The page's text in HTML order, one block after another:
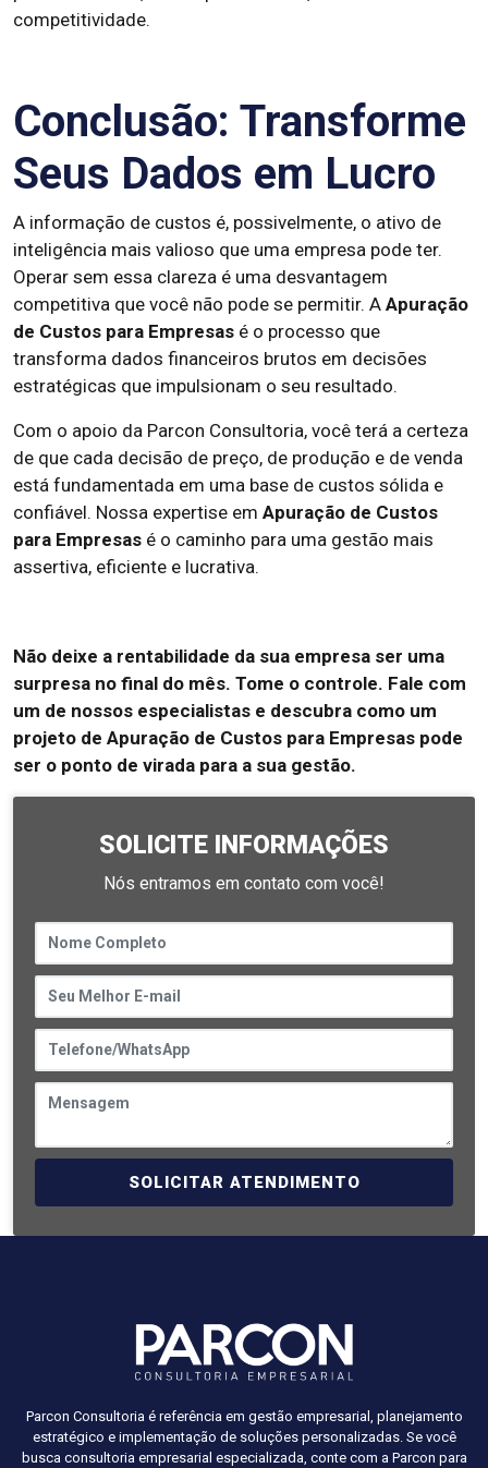
competitividade.
Conclusão: Transforme
Seus Dados em Lucro
A informação de custos é, possivelmente, o ativo de
inteligência mais valioso que uma empresa pode ter.
Operar sem essa clareza é uma desvantagem
competitiva que você não pode se permitir. A Apuração
de Custos para Empresas é o processo que
transforma dados financeiros brutos em decisões
estratégicas que impulsionam o seu resultado.
Com o apoio da Parcon Consultoria, você terá a certeza
de que cada decisão de preço, de produção e de venda
está fundamentada em uma base de custos sólida e
confiável. Nossa expertise em Apuração de Custos
para Empresas é o caminho para uma gestão mais
assertiva, eficiente e lucrativa.
Não deixe a rentabilidade da sua empresa ser uma
surpresa no final do mês. Tome o controle. Fale com
um de nossos especialistas e descubra como um
projeto de Apuração de Custos para Empresas pode
ser o ponto de virada para a sua gestão.
SOLICITE INFORMAÇÕES
Nós entramos em contato com você!
SOLICITAR ATENDIMENTO
Parcon Consultoria é referência em gestão empresarial, planejamento
estratégico e implementação de soluções personalizadas. Se você
busca consultoria empresarial especializada, conte com a Parcon para